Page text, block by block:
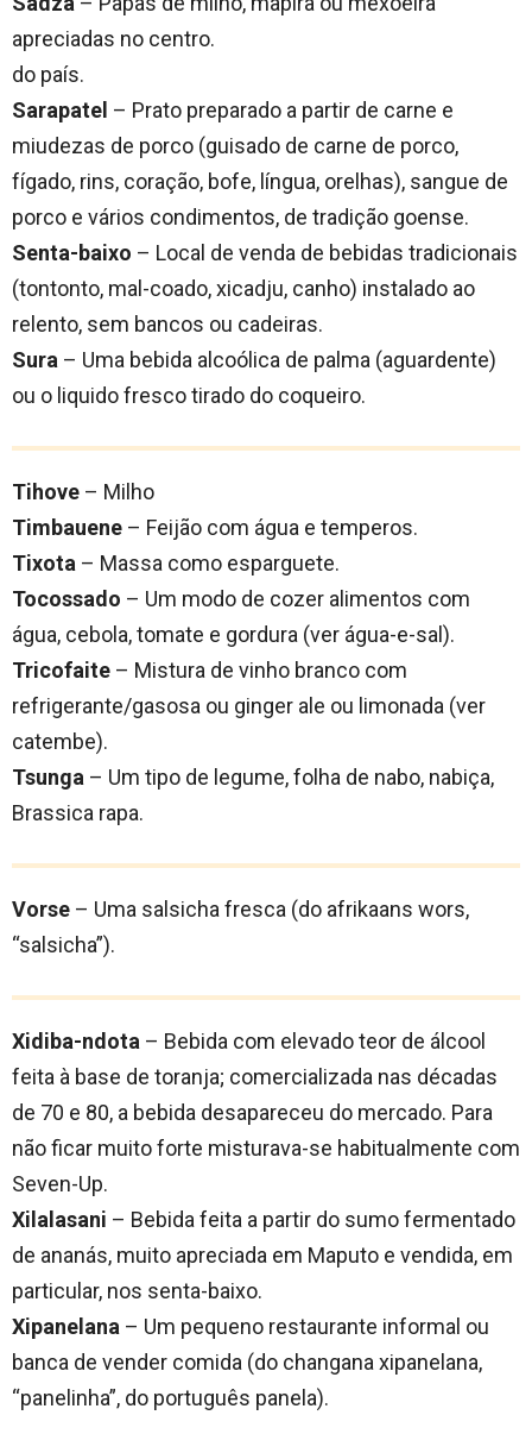
apreciadas no centro.
do país.
Sarapatel – Prato preparado a partir de carne e
miudezas de porco (guisado de carne de porco,
fígado, rins, coração, bofe, língua, orelhas), sangue de
porco e vários condimentos, de tradição goense.
Senta-baixo – Local de venda de bebidas tradicionais
(tontonto, mal-coado, xicadju, canho) instalado ao
relento, sem bancos ou cadeiras.
Sura – Uma bebida alcoólica de palma (aguardente)
ou o liquido fresco tirado do coqueiro.
Tihove – Milho
Timbauene – Feijão com água e temperos.
Tixota – Massa como esparguete.
Tocossado – Um modo de cozer alimentos com
água, cebola, tomate e gordura (ver água-e-sal).
Tricofaite – Mistura de vinho branco com
refrigerante/gasosa ou ginger ale ou limonada (ver
catembe).
Tsunga – Um tipo de legume, folha de nabo, nabiça,
Brassica rapa.
Vorse – Uma salsicha fresca (do afrikaans wors,
“salsicha”).
Xidiba-ndota – Bebida com elevado teor de álcool
feita à base de toranja; comercializada nas décadas
de 70 e 80, a bebida desapareceu do mercado. Para
não ficar muito forte misturava-se habitualmente com
Seven-Up.
Xilalasani – Bebida feita a partir do sumo fermentado
de ananás, muito apreciada em Maputo e vendida, em
particular, nos senta-baixo.
Xipanelana – Um pequeno restaurante informal ou
banca de vender comida (do changana xipanelana,
“panelinha”, do português panela).